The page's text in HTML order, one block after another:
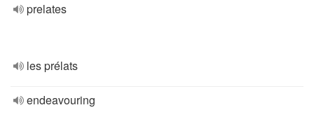
prelates
les prélats
endeavouring